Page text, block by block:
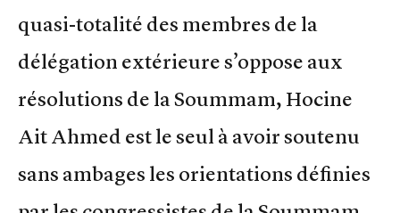
quasi-totalité des membres de la
délégation extérieure s’oppose aux
résolutions de la Soummam, Hocine
Ait Ahmed est le seul à avoir soutenu
sans ambages les orientations définies